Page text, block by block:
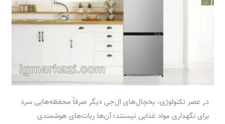
در عصر تکنولوژی، یخچال‌های ال‌جی دیگر صرفاً محفظه‌هایی سرد
برای نگهداری مواد غذایی نیستند؛ آن‌ها ربات‌های هوشمندی